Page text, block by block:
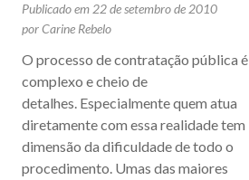
Publicado em 22 de setembro de 2010
por Carine Rebelo
O processo de contratação pública é
complexo e cheio de
detalhes. Especialmente quem atua
diretamente com essa realidade tem
dimensão da dificuldade de todo o
procedimento. Umas das maiores